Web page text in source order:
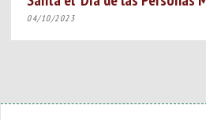
04/10/2023